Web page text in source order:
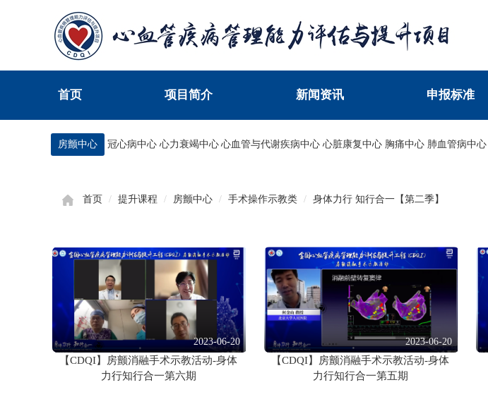
首页 项目简介 新闻资讯 申报标准
房颤中心 冠心病中心 心力衰竭中心 心血管与代谢疾病中心 心脏康复中心 胸痛中心 肺血管病中心
首页 提升课程 房颤中心 手术操作示教类 身体力行 知行合一【第二季】
2023-06-20
【CDQI】房颤消融手术示教活动-身体
力行知行合一第六期
2023-06-20
【CDQI】房颤消融手术示教活动-身体
力行知行合一第五期